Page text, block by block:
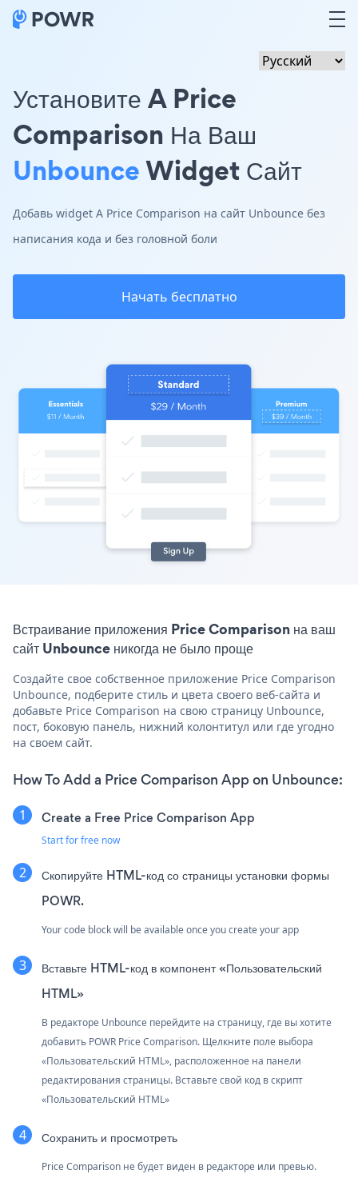
Установите A Price
Comparison На Ваш
UnbounceWidget Сайт
Добавь widget A Price Comparison на сайт Unbounce без
написания кода и без головной боли
Начать бесплатно
Встраивание приложения Price Comparison на ваш
сайт Unbounce никогда не было проще
Создайте свое собственное приложение Price Comparison
Unbounce, подберите стиль и цвета своего веб-сайта и
добавьте Price Comparison на свою страницу Unbounce,
пост, боковую панель, нижний колонтитул или где угодно
на своем сайт.
How To Add a Price Comparison App on Unbounce:
Create a Free Price Comparison App
Start for free now
Скопируйте HTML-код со страницы установки формы
POWR.
Your code block will be available once you create your app
Вставьте HTML-код в компонент «Пользовательский
HTML»
В редакторе Unbounce перейдите на страницу, где вы хотите
добавить POWR Price Comparison. Щелкните поле выбора
«Пользовательский HTML», расположенное на панели
редактирования страницы. Вставьте свой код в скрипт
«Пользовательский HTML»
Сохранить и просмотреть
Price Comparison не будет виден в редакторе или превью.